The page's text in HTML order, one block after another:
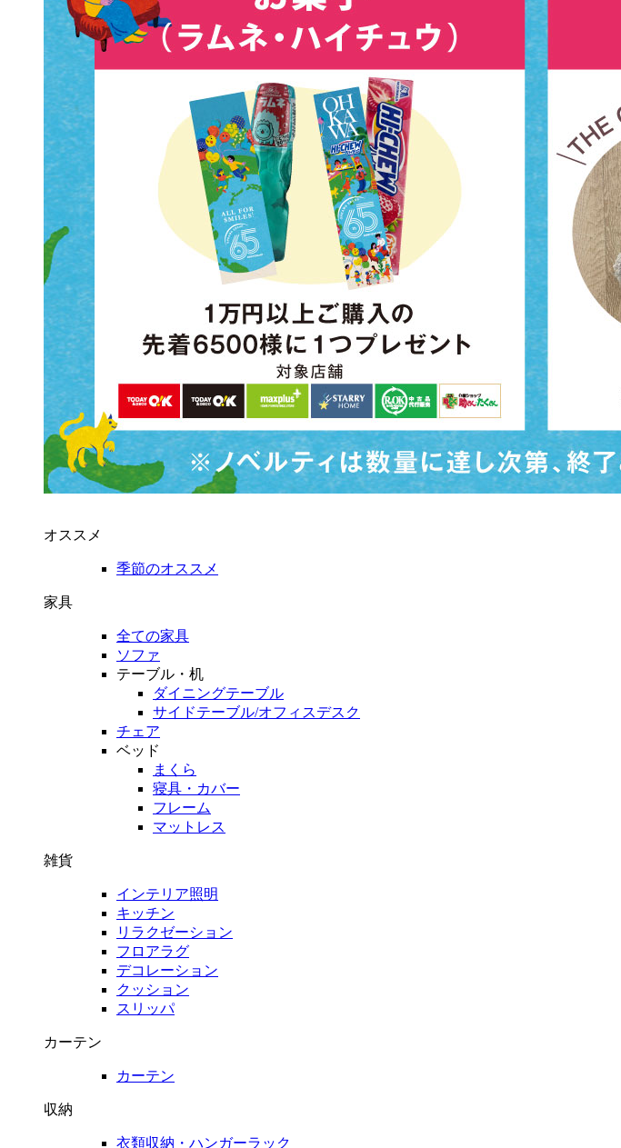
オススメ
季節のオススメ
家具
全ての家具
ソファ
テーブル・机
ダイニングテーブル
サイドテーブル/オフィスデスク
チェア
ベッド
まくら
寝具・カバー
フレーム
マットレス
雑貨
インテリア照明
キッチン
リラクゼーション
フロアラグ
デコレーション
クッション
スリッパ
カーテン
カーテン
収納
衣類収納・ハンガーラック